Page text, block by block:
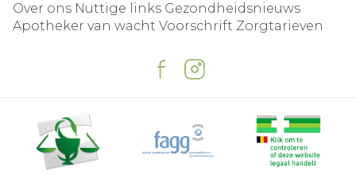
Over ons Nuttige links Gezondheidsnieuws
Apotheker van wacht Voorschrift Zorgtarieven